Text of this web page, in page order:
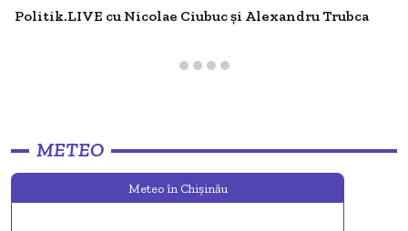
Politik.LIVE cu Nicolae Ciubuc și Alexandru Trubca
METEO
Meteo în Chişinău